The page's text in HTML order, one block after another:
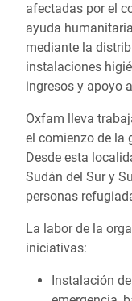
afectadas por el
ayuda
mediante la
instalaciones
ingresos y apoyo
Oxfam lleva
el comienzo de la
Desde esta
Sudán del Sur y
personas
La labor de la
iniciativas:
Instalación